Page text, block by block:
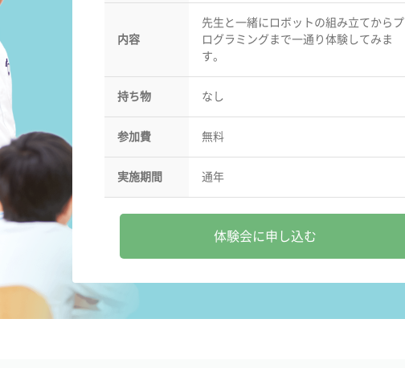
内容
先生と一緒にロボットの組み立てからプ
ログラミングまで一通り体験してみま
す。
持ち物 なし
参加費 無料
実施期間 通年
体験会に申し込む